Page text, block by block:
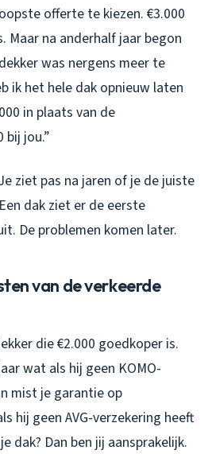
offerte te kiezen. €3.000
Maar na anderhalf jaar begon
was nergens meer te
ik het hele dak opnieuw laten
in plaats van de
bij jou.”
ziet pas na jaren of je de juiste
dak ziet er de eerste
De problemen komen later.
van de verkeerde
die €2.000 goedkoper is.
wat als hij geen KOMO-
mist je garantie op
hij geen AVG-verzekering heeft
dak? Dan ben jij aansprakelijk.